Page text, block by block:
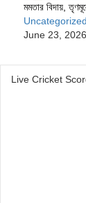
মমতার বিদায়,
Uncategorized
June 23, 2026
Live Cricket